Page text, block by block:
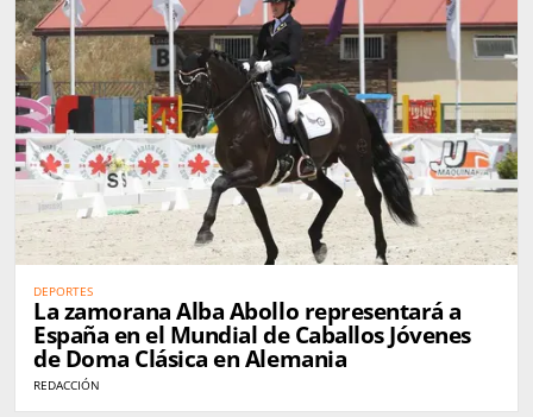
DEPORTES
La zamorana Alba Abollo representará a
España en el Mundial de Caballos Jóvenes
de Doma Clásica en Alemania
REDACCIÓN